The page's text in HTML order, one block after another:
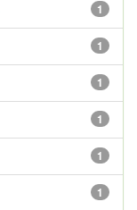
1
1
1
1
1
1